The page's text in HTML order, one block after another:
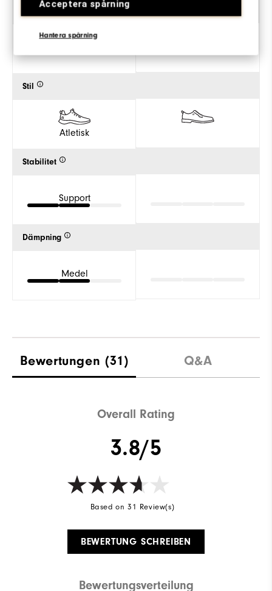
Acceptera spårning
Hantera spårning
Stil
Atletisk
Stabilitet
Support
Dämpning
Medel
Bewertungen (31) Q&A
Overall Rating
3.8/5
Based on 31 Review(s)
BEWERTUNG SCHREIBEN
Bewertungsverteilung